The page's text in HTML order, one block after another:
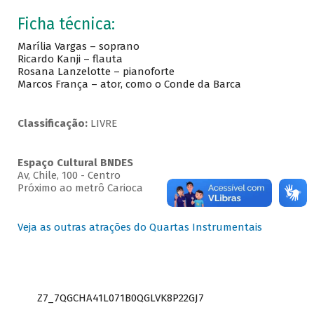
Ficha técnica:
Marília Vargas – soprano
Ricardo Kanji – flauta
Rosana Lanzelotte – pianoforte
Marcos França – ator, como o Conde da Barca
Classificação:LIVRE
Espaço Cultural BNDES
Av, Chile, 100 - Centro
Próximo ao metrô Carioca
Veja as outras atrações do Quartas Instrumentais
Z7_7QGCHA41L071B0QGLVK8P22GJ7